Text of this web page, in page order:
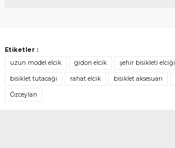
Etiketler :
uzun model elcik
gidon elcik şehir bisikleti elciği
bisiklet tutacağı rahat elcik bisiklet aksesuarı
Özceylan